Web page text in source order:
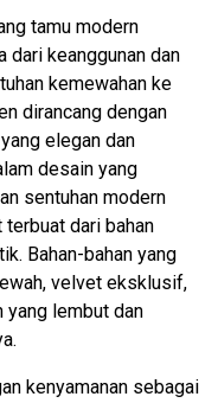
tamu modern
dari keanggunan dan
kemewahan ke
dirancang dengan
elegan dan
desain yang
sentuhan modern
dari bahan
Bahan-bahan yang
velvet eksklusif,
yang lembut dan
kenyamanan sebagai